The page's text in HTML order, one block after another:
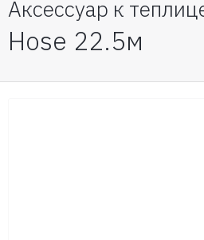
Аксессуар к
Hose 22.5м